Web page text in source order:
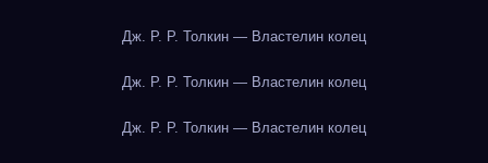
Дж. Р. Р. Толкин — Властелин колец
Дж. Р. Р. Толкин — Властелин колец
Дж. Р. Р. Толкин — Властелин колец